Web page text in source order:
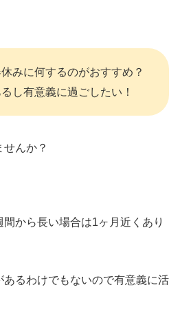
みに何するのがおすすめ？
し有意義に過ごしたい！
んか？
から長い場合は1ヶ月近くあり
るわけでもないので有意義に活